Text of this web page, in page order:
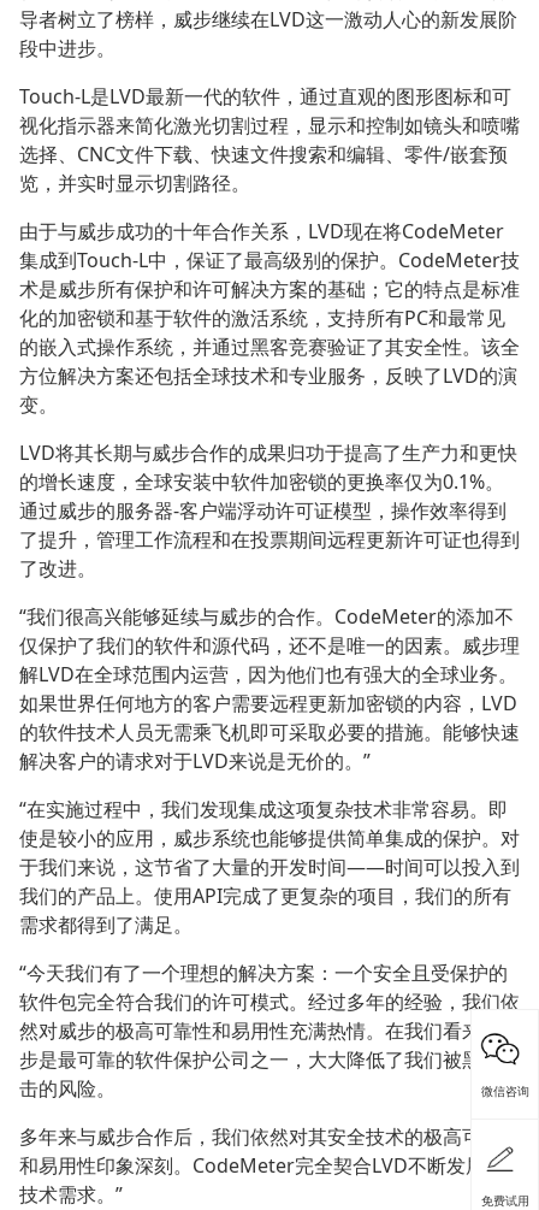
导者树立了榜样，威步继续在LVD这一激动人心的新发展阶
段中进步。
Touch-L是LVD最新一代的软件，通过直观的图形图标和可
视化指示器来简化激光切割过程，显示和控制如镜头和喷嘴
选择、CNC文件下载、快速文件搜索和编辑、零件/嵌套预
览，并实时显示切割路径。
由于与威步成功的十年合作关系，LVD现在将CodeMeter
集成到Touch-L中，保证了最高级别的保护。CodeMeter技
术是威步所有保护和许可解决方案的基础；它的特点是标准
化的加密锁和基于软件的激活系统，支持所有PC和最常见
的嵌入式操作系统，并通过黑客竞赛验证了其安全性。该全
方位解决方案还包括全球技术和专业服务，反映了LVD的演
变。
LVD将其长期与威步合作的成果归功于提高了生产力和更快
的增长速度，全球安装中软件加密锁的更换率仅为0.1%。
通过威步的服务器-客户端浮动许可证模型，操作效率得到
了提升，管理工作流程和在投票期间远程更新许可证也得到
了改进。
“我们很高兴能够延续与威步的合作。CodeMeter的添加不
仅保护了我们的软件和源代码，还不是唯一的因素。威步理
解LVD在全球范围内运营，因为他们也有强大的全球业务。
如果世界任何地方的客户需要远程更新加密锁的内容，LVD
的软件技术人员无需乘飞机即可采取必要的措施。能够快速
解决客户的请求对于LVD来说是无价的。”
“在实施过程中，我们发现集成这项复杂技术非常容易。即
使是较小的应用，威步系统也能够提供简单集成的保护。对
于我们来说，这节省了大量的开发时间——时间可以投入到
我们的产品上。使用API完成了更复杂的项目，我们的所有
需求都得到了满足。
“今天我们有了一个理想的解决方案：一个安全且受保护的
软件包完全符合我们的许可模式。经过多年的经验，我们依
然对威步的极高可靠性和易用性充满热情。在我们看来，威
步是最可靠的软件保护公司之一，大大降低了我们被黑客攻
击的风险。
多年来与威步合作后，我们依然对其安全技术的极高可靠性
和易用性印象深刻。CodeMeter完全契合LVD不断发展的
技术需求。”
微信咨询
免费试用